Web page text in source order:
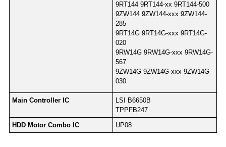
9RT144 9RT144-xx 9RT144-500
9ZW144 9ZW144-xxx 9ZW144-
285
9RT14G 9RT14G-xxx 9RT14G-
020
9RW14G 9RW14G-xxx 9RW14G-
567
9ZW14G 9ZW14G-xxx 9ZW14G-
030
Main Controller IC
LSI B6650B
TPPFB247
HDD Motor Combo IC
UP08